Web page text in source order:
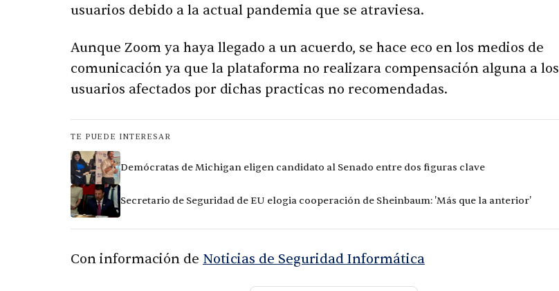
usuarios debido a la actual pandemia que se atraviesa.
Aunque Zoom ya haya llegado a un acuerdo, se hace eco en los medios de
comunicación ya que la plataforma no realizara compensación alguna a los
usuarios afectados por dichas practicas no recomendadas.
TE PUEDE INTERESAR
Demócratas de Michigan eligen candidato al Senado entre dos figuras clave
Secretario de Seguridad de EU elogia cooperación de Sheinbaum: 'Más que la anterior'
Con información de Noticias de Seguridad Informática